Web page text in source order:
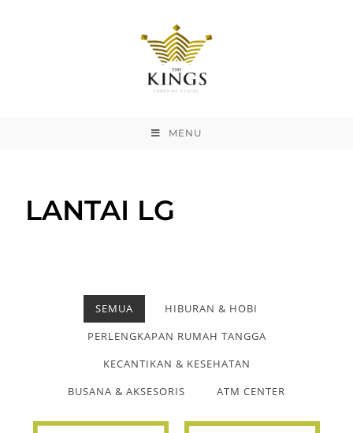
MENU
LANTAI LG
SEMUA
HIBURAN & HOBI
PERLENGKAPAN RUMAH TANGGA
KECANTIKAN & KESEHATAN
BUSANA & AKSESORIS
ATM CENTER